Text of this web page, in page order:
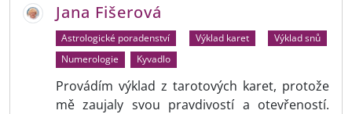
Jana Fišerová
Astrologické poradenství Výklad karet
Výklad snů
Numerologie
Kyvadlo
Provádím výklad z tarotových karet, protože
mě zaujaly svou pravdivostí a otevřeností.